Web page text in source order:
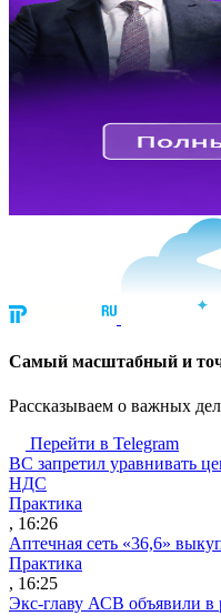
Cамый масштабный и
Рассказываем о важных
Перейти в Telegram
ВС запретил уравнивать
НДС
Практика
, 16:26
Аптечная сеть «36,6»
Практика
, 16:25
Экс-главу АСВ объявили в